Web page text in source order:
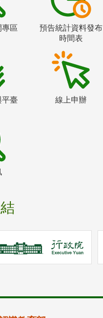
專區
預告統計資料發布
時間表
平臺 線上申辦